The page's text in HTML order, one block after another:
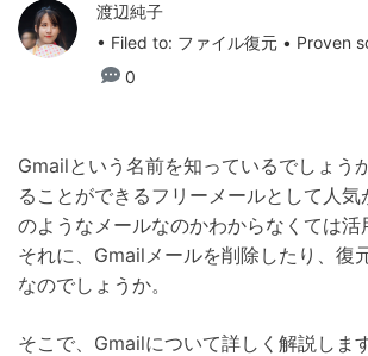
渡辺純子
• Filed to: ファイル復元 • Proven
0
Gmailという名前を知っているでしょう
ることができるフリーメールとして人
のようなメールなのかわからなくては活
それに、Gmailメールを削除したり、復
なのでしょうか。
そこで、Gmailについて詳しく解説しま